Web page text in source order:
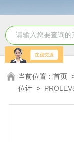
当前位置：首页
位计 >